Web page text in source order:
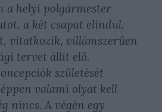
a helyi polgármester
a két csapat elindul,
vitatkozik, villámszerűen
tervet állít elő.
születését
valami olyat kell
nincs. A végén egy